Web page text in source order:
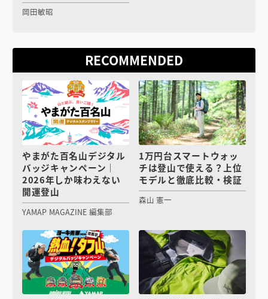
岡田敏昭
RECOMMENDED
やまがた百名山デジタル
バッジキャンペーン｜
2026年しか味わえない
開運登山
YAMAP MAGAZINE 編集部
1万円台スマートウォッ
チは登山で使える？上位
モデルと徹底比較・検証
森山 憲一